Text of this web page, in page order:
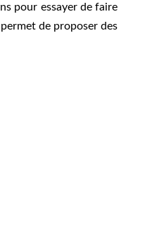
pour essayer de faire
de proposer des